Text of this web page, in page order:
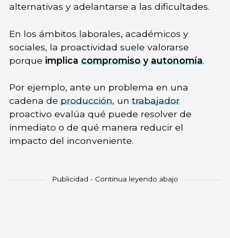
alternativas y adelantarse a las dificultades.
En los ámbitos laborales, académicos y
sociales, la proactividad suele valorarse
porque implicacompromisoyautonomía.
Por ejemplo, ante un problema en una
cadena deproducción, untrabajador
proactivo evalúa qué puede resolver de
inmediato o de qué manera reducir el
impacto del inconveniente.